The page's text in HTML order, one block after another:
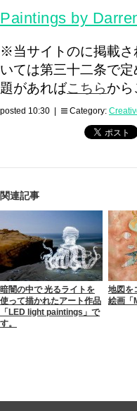
Paintings by
※当サイトのに掲載さ
いては第三十二条で
題があればこちらか
posted 10:30 | Category:
関連記事
暗闇の中で 光るライトを
使って描かれたアート作品
「LED light paintings」で
す。
地図を
絵画「